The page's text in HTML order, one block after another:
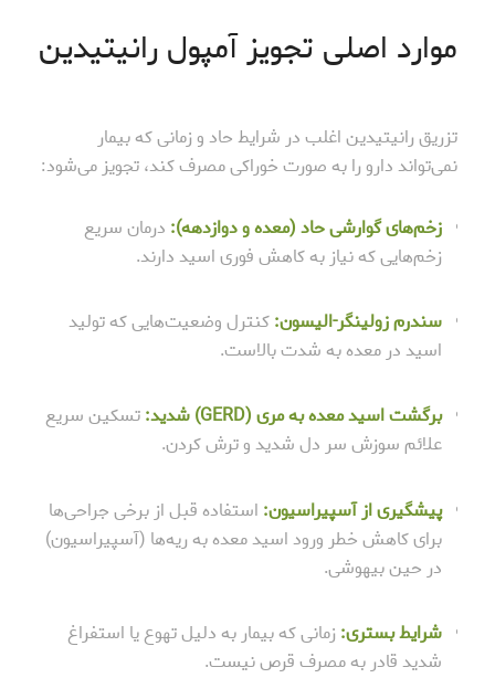
موارد اصلی تجویز آمپول رانیتیدین
تزریق رانیتیدین اغلب در شرایط حاد و زمانی که بیمار
نمی‌تواند دارو را به صورت خوراکی مصرف کند، تجویز می‌شود:
زخم‌های گوارشی حاد (معده و دوازدهه): درمان سریع
زخم‌هایی که نیاز به کاهش فوری اسید دارند.
سندرم زولینگر-الیسون:کنترل وضعیت‌هایی که تولید
اسید در معده به شدت بالاست.
برگشت اسید معده به مری (GERD) شدید:
تسکین سریع
علائم سوزش سر دل شدید و ترش کردن.
پیشگیری از آسپیراسیون: استفاده قبل از برخی جراحی‌ها
برای کاهش خطر ورود اسید معده به ریه‌ها (آسپیراسیون)
در حین بیهوشی.
شرایط بستری: زمانی که بیمار به دلیل تهوع یا استفراغ
شدید قادر به مصرف قرص نیست.